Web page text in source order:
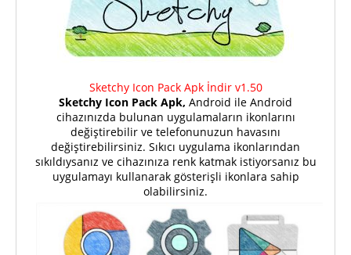
Sketchy Icon Pack Apk İndir v1.50
Sketchy Icon Pack Apk, Android ile Android
cihazınızda bulunan uygulamaların ikonlarını
değiştirebilir ve telefonunuzun havasını
değiştirebilirsiniz. Sıkıcı uygulama ikonlarından
sıkıldıysanız ve cihazınıza renk katmak istiyorsanız bu
uygulamayı kullanarak gösterişli ikonlara sahip
olabilirsiniz.